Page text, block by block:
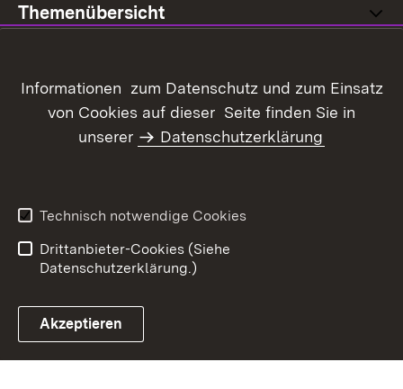
Themenübersicht
Benutzungshinweise
Informationen zum Datenschutz und zum Einsatz
von Cookies auf dieser Seite finden Sie in
unserer
Datenschutzerklärung
Technisch notwendige Cookies
Drittanbieter-Cookies (Siehe
Datenschutzerklärung.)
Akzeptieren